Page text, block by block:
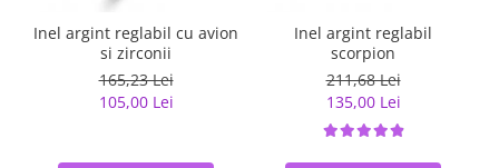
Inel argint reglabil cu avion
si zirconii
165,23 Lei
105,00 Lei
Inel argint reglabil
scorpion
211,68 Lei
135,00 Lei